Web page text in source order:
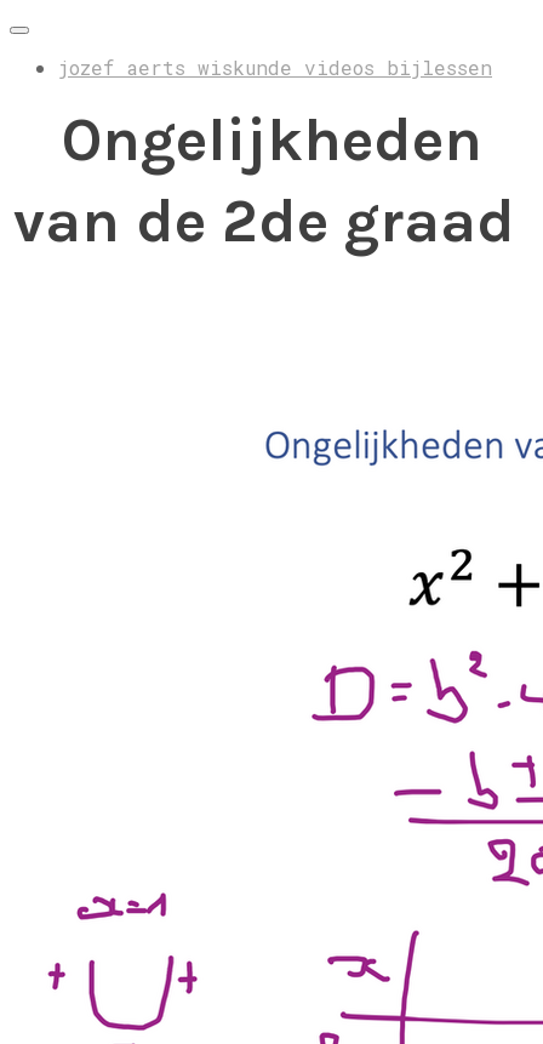
jozef aerts wiskunde videos bijlessen
Ongelijkheden
van de 2de graad